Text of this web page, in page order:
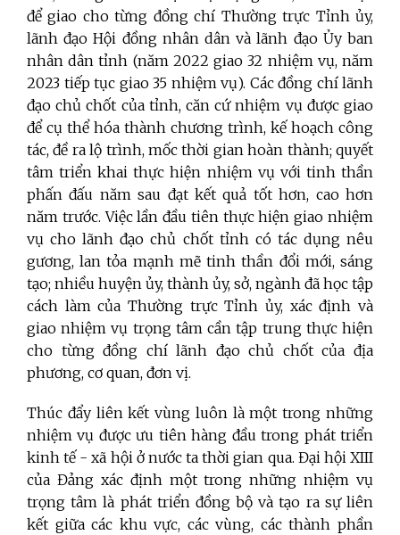
để giao cho từng đồng chí Thường trực Tỉnh ủy,
lãnh đạo Hội đồng nhân dân và lãnh đạo Ủy ban
nhân dân tỉnh (năm 2022 giao 32 nhiệm vụ, năm
2023 tiếp tục giao 35 nhiệm vụ). Các đồng chí lãnh
đạo chủ chốt của tỉnh, căn cứ nhiệm vụ được giao
để cụ thể hóa thành chương trình, kế hoạch công
tác, đề ra lộ trình, mốc thời gian hoàn thành; quyết
tâm triển khai thực hiện nhiệm vụ với tinh thần
phấn đấu năm sau đạt kết quả tốt hơn, cao hơn
năm trước. Việc lần đầu tiên thực hiện giao nhiệm
vụ cho lãnh đạo chủ chốt tỉnh có tác dụng nêu
gương, lan tỏa mạnh mẽ tinh thần đổi mới, sáng
tạo; nhiều huyện ủy, thành ủy, sở, ngành đã học tập
cách làm của Thường trực Tỉnh ủy, xác định và
giao nhiệm vụ trọng tâm cần tập trung thực hiện
cho từng đồng chí lãnh đạo chủ chốt của địa
phương, cơ quan, đơn vị.
Thúc đẩy liên kết vùng luôn là một trong những
nhiệm vụ được ưu tiên hàng đầu trong phát triển
kinh tế - xã hội ở nước ta thời gian qua. Đại hội XIII
của Đảng xác định một trong những nhiệm vụ
trọng tâm là phát triển đồng bộ và tạo ra sự liên
kết giữa các khu vực, các vùng, các thành phần